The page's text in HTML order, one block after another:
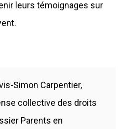
leurs témoignages sur
Simon Carpentier,
collective des droits
Parents en